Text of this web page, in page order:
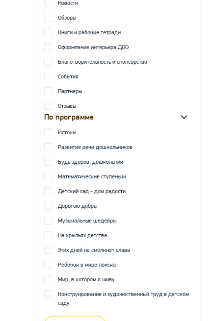
Новости
Обзоры
Книги и рабочие тетради
Оформление интерьера ДОО
Благотворительность и спонсорство
События
Партнеры
Отзывы
По программе
Истоки
Развитие речи дошкольников
Будь здоров, дошкольник
Математические ступеньки
Детский сад - дом радости
Дорогою добра
Музыкальные шедевры
На крыльях детства
Этих дней не смолкнет слава
Ребенок в мире поиска
Мир, в котором я живу
Конструирование и художественный труд в детском
саду